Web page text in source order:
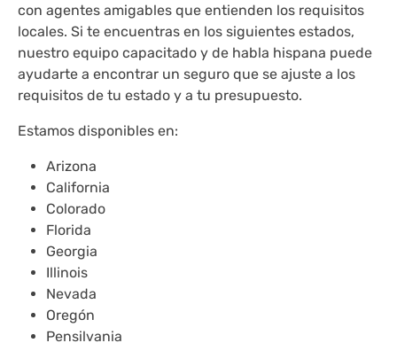
con agentes amigables que entienden los requisitos
locales. Si te encuentras en los siguientes estados,
nuestro equipo capacitado y de habla hispana puede
ayudarte a encontrar un seguro que se ajuste a los
requisitos de tu estado y a tu presupuesto.
Estamos disponibles en:
Arizona
California
Colorado
Florida
Georgia
Illinois
Nevada
Oregón
Pensilvania